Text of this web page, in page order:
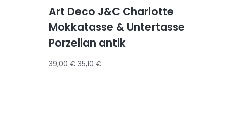
Art Deco J&C Charlotte
Mokkatasse & Untertasse
Porzellan antik
39,00€ 35,10€